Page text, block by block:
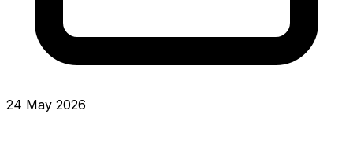
24 May 2026